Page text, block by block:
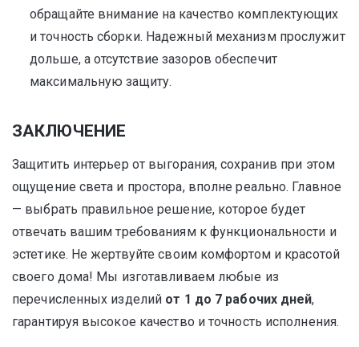
обращайте внимание на качество комплектующих
и точность сборки. Надежный механизм прослужит
дольше, а отсутствие зазоров обеспечит
максимальную защиту.
ЗАКЛЮЧЕНИЕ
Защитить интерьер от выгорания, сохранив при этом
ощущение света и простора, вполне реально. Главное
— выбрать правильное решение, которое будет
отвечать вашим требованиям к функциональности и
эстетике. Не жертвуйте своим комфортом и красотой
своего дома! Мы изготавливаем любые из
перечисленных изделий от 1 до 7 рабочих дней,
гарантируя высокое качество и точность исполнения.